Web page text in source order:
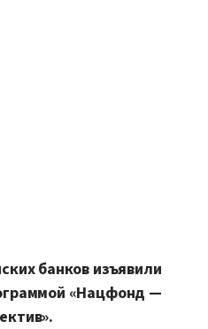
банков изъявили
«Нацфонд —